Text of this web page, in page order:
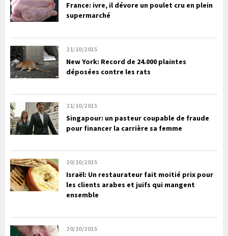
France: ivre, il dévore un poulet cru en plein
supermarché
21/10/2015
New York: Record de 24.000 plaintes
déposées contre les rats
21/10/2015
Singapour: un pasteur coupable de fraude
pour financer la carrière sa femme
20/10/2015
Israël: Un restaurateur fait moitié prix pour
les clients arabes et juifs qui mangent
ensemble
20/10/2015